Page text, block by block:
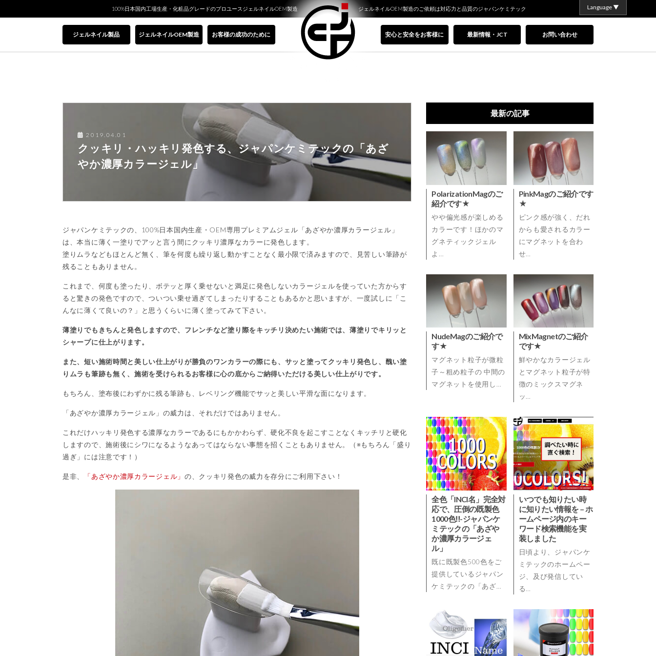
Language ▼
100%日本国内工場生産・化粧品グレードのプロユースジェルネイルOEM製造 ジェルネイルOEM製造のご依頼は対応力と品質のジャパンケミテック
ジェルネイル製品 ジェルネイルOEM製造 お客様の成功のために 安心と安全をお客様に 最新情報・JCT お問い合わせ
2019.04.01
クッキリ・ハッキリ発色する、ジャパンケミテックの「あざ
やか濃厚カラージェル」
ジャパンケミテックの、100%日本国内生産・OEM専用プレミアムジェル「あざやか濃厚カラージェル」
は、本当に薄く一塗りでアッと言う間にクッキリ濃厚なカラーに発色します。
塗りムラなどもほとんど無く、筆を何度も繰り返し動かすことなく最小限で済みますので、見苦しい筆跡が
残ることもありません。
これまで、何度も塗ったり、ボテッと厚く乗せないと満足に発色しないカラージェルを使っていた方からす
ると驚きの発色ですので、ついつい乗せ過ぎてしまったりすることもあるかと思いますが、一度試しに「こ
んなに薄くて良いの？」と思うくらいに薄く塗ってみて下さい。
薄塗りでもきちんと発色しますので、フレンチなど塗り際をキッチリ決めたい施術では、薄塗りでキリッと
シャープに仕上がります。
また、短い施術時間と美しい仕上がりが勝負のワンカラーの際にも、サッと塗ってクッキリ発色し、醜い塗
りムラも筆跡も無く、施術を受けられるお客様に心の底からご納得いただける美しい仕上がりです。
もちろん、塗布後にわずかに残る筆跡も、レベリング機能でサッと美しい平滑な面になります。
「あざやか濃厚カラージェル」の威力は、それだけではありません。
これだけハッキリ発色する濃厚なカラーであるにもかかわらず、硬化不良を起こすことなくキッチリと硬化
しますので、施術後にシワになるようなあってはならない事態を招くこともありません。（※もちろん「盛り
過ぎ」には注意です！）
是非、 「あざやか濃厚カラージェル」 の、クッキリ発色の威力を存分にご利用下さい！
最新の記事
PolarizationMagのご
紹介です★
やや偏光感が楽しめる
カラーです！ほかのマ
グネティックジェル
よ…
PinkMagのご紹介です
★
ピンク感が強く、だれ
からも愛されるカラー
にマグネットを合わ
せ…
NudeMagのご紹介で
す★
マグネット粒子が微粒
子～粗め粒子の 中間の
マグネットを使用し…
MixMagnetのご紹介
です★
鮮やかなカラージェル
とマグネット粒子が特
徴のミックスマグネ
ッ…
全色「INCI名」完全対
応で、圧倒の既製色
1000色‼-ジャパンケ
ミテックの「あざや
か濃厚カラージェ
ル」
既に既製色500色をご
提供しているジャパン
ケミテックの「あざ…
いつでも知りたい時
に知りたい情報を – ホ
ームページ内のキー
ワード検索機能を実
装しました
日頃より、ジャパンケ
ミテックのホームペー
ジ、及び発信してい
る…